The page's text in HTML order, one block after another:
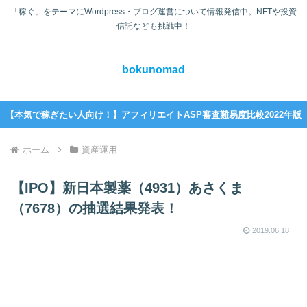
「稼ぐ」をテーマにWordpress・ブログ運営について情報発信中。NFTや投資
信託なども挑戦中！
bokunomad
【本気で稼ぎたい人向け！】アフィリエイトASP審査難易度比較2022年版
ホーム 資産運用
【IPO】新日本製薬（4931）あさくま
（7678）の抽選結果発表！
2019.06.18